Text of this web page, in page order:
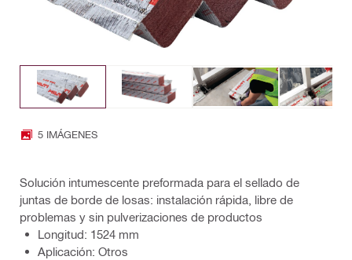
5 IMÁGENES
Solución intumescente preformada para el sellado de
juntas de borde de losas: instalación rápida, libre de
problemas y sin pulverizaciones de productos
Longitud: 1524 mm
Aplicación: Otros